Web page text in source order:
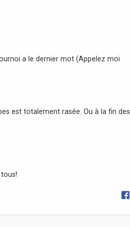
a le dernier mot (Appelez moi
est totalement rasée. Ou à la fin des